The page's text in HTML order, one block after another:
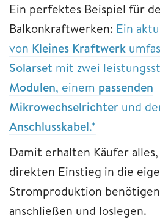
Ein perfektes Beispiel für
Balkonkraftwerken: Ein
von Kleines Kraftwerk
Solarset mit zwei
Modulen, einem passenden
Mikrowechselrichter und
Anschlusskabel.*
Damit erhalten Käufer
direkten Einstieg in die
Stromproduktion
anschließen und loslegen.